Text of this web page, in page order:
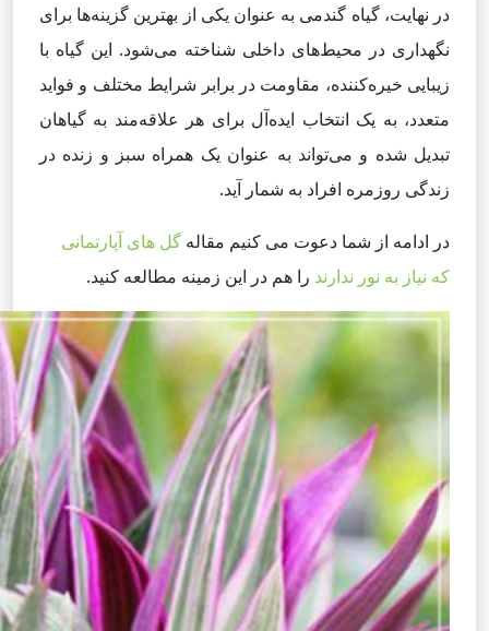
در نهایت، گیاه گندمی به عنوان یکی از بهترین گزینه‌ها برای
نگهداری در محیط‌های داخلی شناخته می‌شود. این گیاه با
زیبایی خیره‌کننده، مقاومت در برابر شرایط مختلف و فواید
متعدد، به یک انتخاب ایده‌آل برای هر علاقه‌مند به گیاهان
تبدیل شده و می‌تواند به عنوان یک همراه سبز و زنده در
زندگی روزمره افراد به شمار آید.
در ادامه از شما دعوت می کنیم مقاله گل های آپارتمانی
که نیاز به نور ندارند را هم در این زمینه مطالعه کنید.